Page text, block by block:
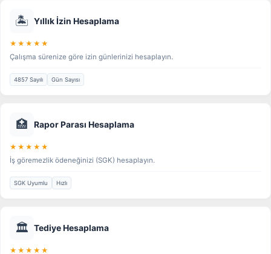
🏝️ Yıllık İzin Hesaplama
★★★★★
Çalışma sürenize göre izin günlerinizi hesaplayın.
4857 Sayılı Gün Sayısı
🏥 Rapor Parası Hesaplama
★★★★★
İş göremezlik ödeneğinizi (SGK) hesaplayın.
SGK Uyumlu Hızlı
🏛️ Tediye Hesaplama
★★★★★